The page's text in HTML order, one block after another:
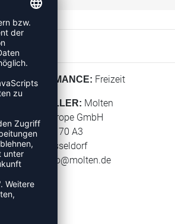
PERFORMANCE: Freizeit
HERSTELLER: Molten
Molten Europe GmbH
Wiesenstr. 70 A3
40549 Düsseldorf
E-Mail:
info@molten.de